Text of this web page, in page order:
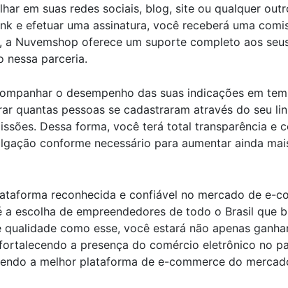
em suas redes sociais, blog, site ou qualquer
e efetuar uma assinatura, você receberá uma
Nuvemshop oferece um suporte completo aos
nessa parceria.
o desempenho das suas indicações em
quantas pessoas se cadastraram através do seu
Dessa forma, você terá total transparência e
conforme necessário para aumentar ainda
reconhecida e confiável no mercado de e-
escolha de empreendedores de todo o Brasil que
como esse, você estará não apenas
a presença do comércio eletrônico no
a melhor plataforma de e-commerce do